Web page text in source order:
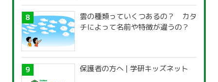
雲の種類っていくつあるの？ カタ
チによって名前や特徴が違うの？
保護者の方へ | 学研キッズネット